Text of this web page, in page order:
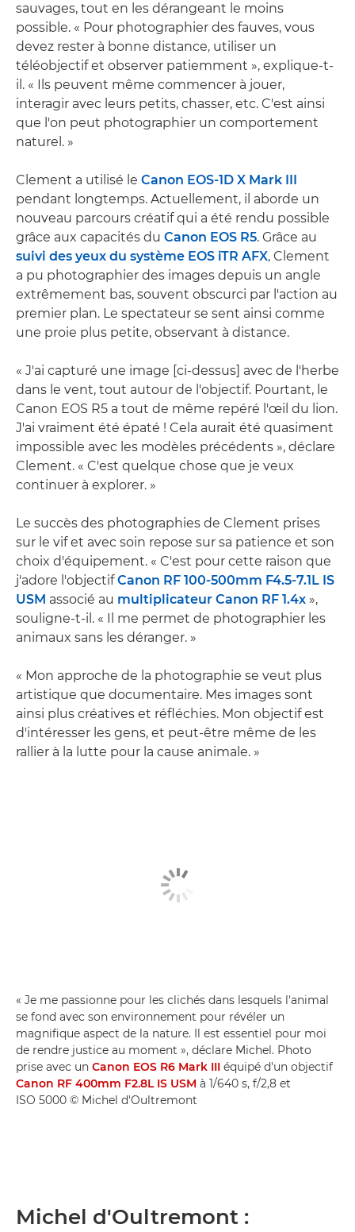
sauvages, tout en les dérangeant le moins
possible. « Pour photographier des fauves, vous
devez rester à bonne distance, utiliser un
téléobjectif et observer patiemment », explique-t-
il. « Ils peuvent même commencer à jouer,
interagir avec leurs petits, chasser, etc. C'est ainsi
que l'on peut photographier un comportement
naturel. »
Clement a utilisé le Canon EOS-1D X Mark III
pendant longtemps. Actuellement, il aborde un
nouveau parcours créatif qui a été rendu possible
grâce aux capacités du Canon EOS R5. Grâce au
suivi des yeux du système EOS iTR AFX, Clement
a pu photographier des images depuis un angle
extrêmement bas, souvent obscurci par l'action au
premier plan. Le spectateur se sent ainsi comme
une proie plus petite, observant à distance.
« J'ai capturé une image [ci-dessus] avec de l'herbe
dans le vent, tout autour de l'objectif. Pourtant, le
Canon EOS R5 a tout de même repéré l'œil du lion.
J'ai vraiment été épaté ! Cela aurait été quasiment
impossible avec les modèles précédents », déclare
Clement. « C'est quelque chose que je veux
continuer à explorer. »
Le succès des photographies de Clement prises
sur le vif et avec soin repose sur sa patience et son
choix d'équipement. « C'est pour cette raison que
j'adore l'objectifCanon RF 100-500mm F4.5-7.1L IS
USM associé au multiplicateur Canon RF 1.4x »,
souligne-t-il. « Il me permet de photographier les
animaux sans les déranger. »
« Mon approche de la photographie se veut plus
artistique que documentaire. Mes images sont
ainsi plus créatives et réfléchies. Mon objectif est
d'intéresser les gens, et peut-être même de les
rallier à la lutte pour la cause animale. »
« Je me passionne pour les clichés dans lesquels l'animal
se fond avec son environnement pour révéler un
magnifique aspect de la nature. Il est essentiel pour moi
de rendre justice au moment », déclare Michel. Photo
prise avec un Canon EOS R6 Mark III équipé d'un objectif
Canon RF 400mm F2.8L IS USM à 1/640 s, f/2,8 et
ISO 5000 © Michel d'Oultremont
Michel d'Oultremont :